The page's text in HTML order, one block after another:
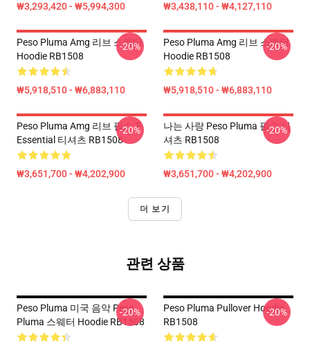
₩3,293,420 - ₩5,994,300 ₩3,438,110 - ₩4,127,110
Peso Pluma Amg 리브 스웨터
Hoodie RB1508
₩5,918,510 - ₩6,883,110
-20%
Peso Pluma Amg 리브 스웨터
Hoodie RB1508
₩5,918,510 - ₩6,883,110
-20%
Peso Pluma Amg 리브 필수 T-
Essential 티셔츠 RB1508
₩3,651,700 - ₩4,202,900
-20%
나는 사랑 Peso Pluma 필수 티
셔츠 RB1508
₩3,651,700 - ₩4,202,900
-20%
더 보기
관련 상품
Peso Pluma 미국 음악 Peso
Pluma 스웨터 Hoodie RB1508
-20%
Peso Pluma Pullover Hoodie
RB1508
-20%